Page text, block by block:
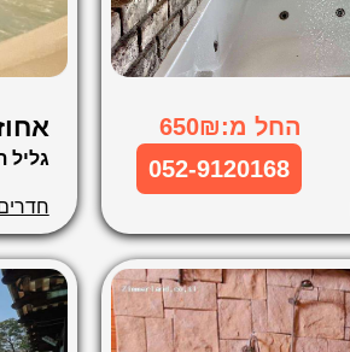
החל מ:650₪
052-9120168 גליל